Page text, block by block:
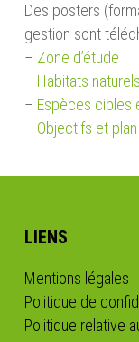
Des posters
gestion sont
– Zone d’étude
– Habitats naturels
– Espèces cibles
– Objectifs et plan
LIENS
Mentions légales
Politique de
Politique relative